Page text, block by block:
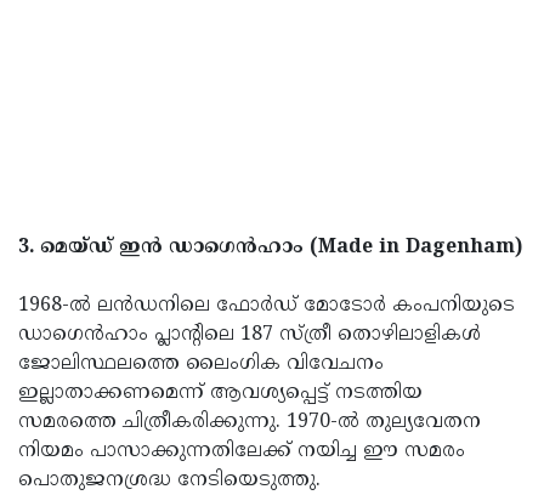
3. മെയ്ഡ് ഇൻ ഡാഗെൻഹാം (Made in Dagenham)
1968-ൽ ലൻഡനിലെ ഫോർഡ് മോടോർ കംപനിയുടെ
ഡാഗെൻഹാം പ്ലാന്റിലെ 187 സ്ത്രീ തൊഴിലാളികൾ
ജോലിസ്ഥലത്തെ ലൈംഗിക വിവേചനം
ഇല്ലാതാക്കണമെന്ന് ആവശ്യപ്പെട്ട് നടത്തിയ
സമരത്തെ ചിത്രീകരിക്കുന്നു. 1970-ൽ തുല്യവേതന
നിയമം പാസാക്കുന്നതിലേക്ക് നയിച്ച ഈ സമരം
പൊതുജനശ്രദ്ധ നേടിയെടുത്തു.